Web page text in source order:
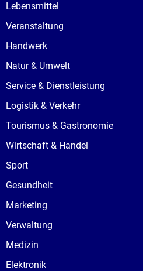
Lebensmittel
Veranstaltung
Handwerk
Natur & Umwelt
Service & Dienstleistung
Logistik & Verkehr
Tourismus & Gastronomie
Wirtschaft & Handel
Sport
Gesundheit
Marketing
Verwaltung
Medizin
Elektronik